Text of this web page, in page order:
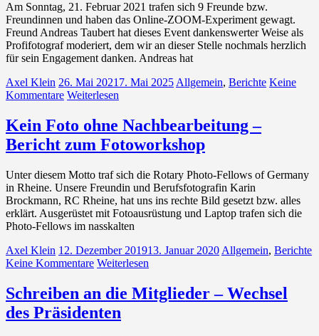
Am Sonntag, 21. Februar 2021 trafen sich 9 Freunde bzw.
Freundinnen und haben das Online-ZOOM-Experiment gewagt.
Freund Andreas Taubert hat dieses Event dankenswerter Weise als
Profifotograf moderiert, dem wir an dieser Stelle nochmals herzlich
für sein Engagement danken. Andreas hat
Axel Klein 26. Mai 20217. Mai 2025Allgemein, Berichte Keine
Kommentare Weiterlesen
Kein Foto ohne Nachbearbeitung –
Bericht zum Fotoworkshop
Unter diesem Motto traf sich die Rotary Photo-Fellows of Germany
in Rheine. Unsere Freundin und Berufsfotografin Karin
Brockmann, RC Rheine, hat uns ins rechte Bild gesetzt bzw. alles
erklärt. Ausgerüstet mit Fotoausrüstung und Laptop trafen sich die
Photo-Fellows im nasskalten
Axel Klein 12. Dezember 201913. Januar 2020 Allgemein, Berichte
Keine Kommentare Weiterlesen
Schreiben an die Mitglieder – Wechsel
des Präsidenten